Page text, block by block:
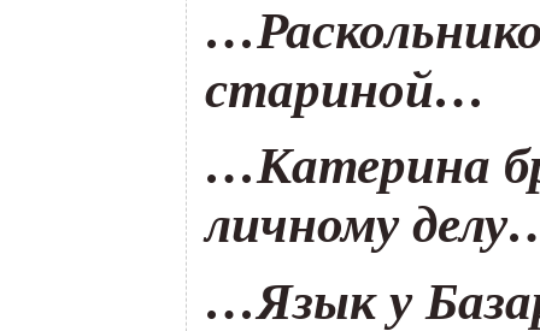
стариной…
…Катерина
личному
…Язык у